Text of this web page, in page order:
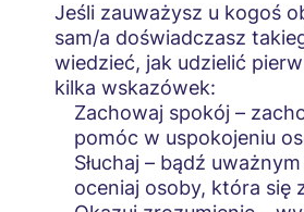
Jeśli zauważysz u kogoś
sam/a doświadczasz
wiedzieć, jak udzielić
kilka wskazówek:
Zachowaj spokój –
pomóc w uspokojeniu
Słuchaj – bądź
oceniaj osoby, która się